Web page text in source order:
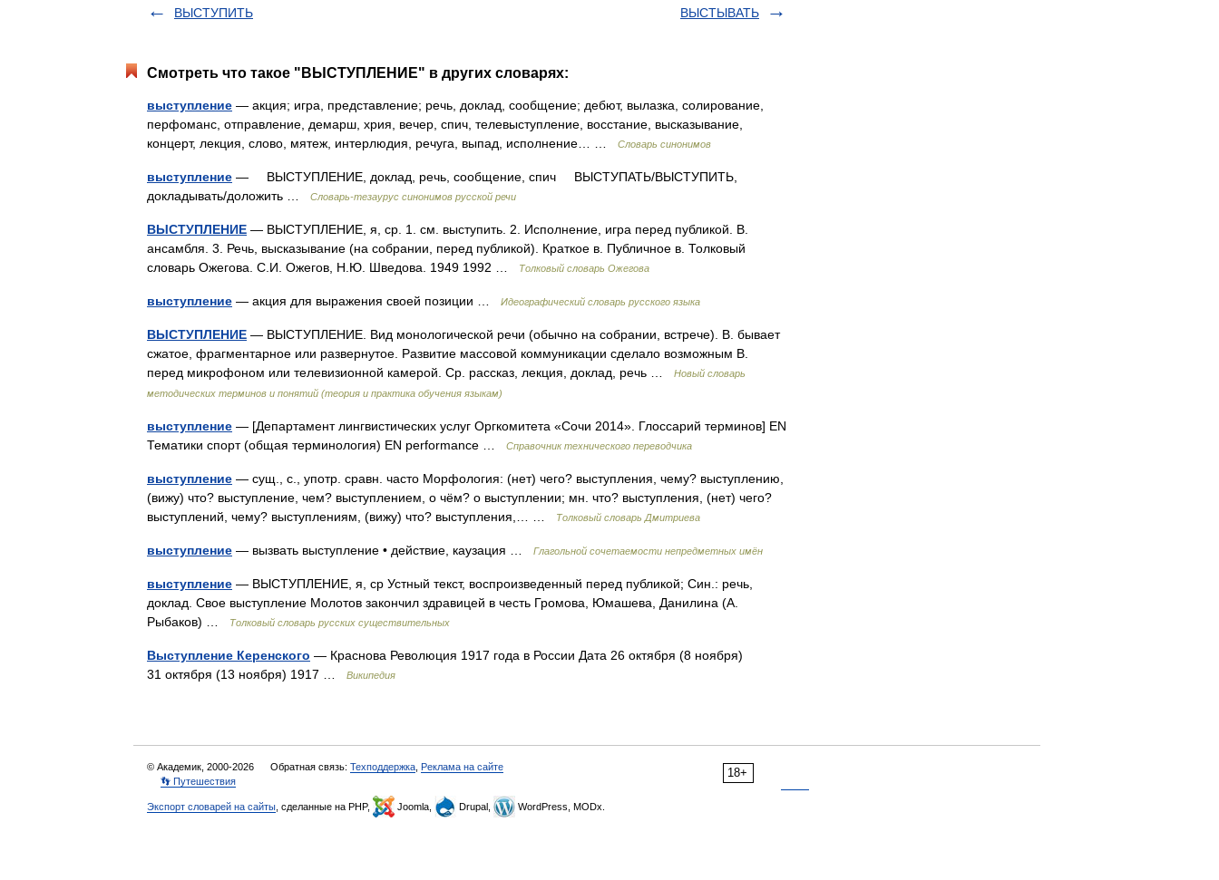
ВЫСТУПИТЬ ВЫСТЫВАТЬ
Смотреть что такое "ВЫСТУПЛЕНИЕ" в других словарях:
выступление — акция; игра, представление; речь, доклад, сообщение; дебют, вылазка, солирование,
перфоманс, отправление, демарш, хрия, вечер, спич, телевыступление, восстание, высказывание,
концерт, лекция, слово, мятеж, интерлюдия, речуга, выпад, исполнение… …
Словарь синонимов
выступление — ВЫСТУПЛЕНИЕ, доклад, речь, сообщение, спич ВЫСТУПАТЬ/ВЫСТУПИТЬ,
докладывать/доложить …
Словарь-тезаурус синонимов русской речи
ВЫСТУПЛЕНИЕ — ВЫСТУПЛЕНИЕ, я, ср. 1. см. выступить. 2. Исполнение, игра перед публикой. В.
ансамбля. 3. Речь, высказывание (на собрании, перед публикой). Краткое в. Публичное в. Толковый
словарь Ожегова. С.И. Ожегов, Н.Ю. Шведова. 1949 1992 …
Толковый словарь Ожегова
выступление — акция для выражения своей позиции … Идеографический словарь русского языка
ВЫСТУПЛЕНИЕ — ВЫСТУПЛЕНИЕ. Вид монологической речи (обычно на собрании, встрече). В. бывает
сжатое, фрагментарное или развернутое. Развитие массовой коммуникации сделало возможным В.
перед микрофоном или телевизионной камерой. Ср. рассказ, лекция, доклад, речь …
Новый словарь
методических терминов и понятий (теория и практика обучения языкам)
выступление — [Департамент лингвистических услуг Оргкомитета «Сочи 2014». Глоссарий терминов] EN
Тематики спорт (общая терминология) EN performance …
Справочник технического переводчика
выступление — сущ., с., употр. сравн. часто Морфология: (нет) чего? выступления, чему? выступлению,
(вижу) что? выступление, чем? выступлением, о чём? о выступлении; мн. что? выступления, (нет) чего?
выступлений, чему? выступлениям, (вижу) что? выступления,… …
Толковый словарь Дмитриева
выступление — вызвать выступление • действие, каузация … Глагольной сочетаемости непредметных имён
выступление — ВЫСТУПЛЕНИЕ, я, ср Устный текст, воспроизведенный перед публикой; Син.: речь,
доклад. Свое выступление Молотов закончил здравицей в честь Громова, Юмашева, Данилина (А.
Рыбаков) …
Толковый словарь русских существительных
Выступление Керенского — Краснова Революция 1917 года в России Дата 26 октября (8 ноября)
31 октября (13 ноября) 1917 …
Википедия
18+
© Академик, 2000-2026 Обратная связь: Техподдержка Реклама на сайте
👣 Путешествия
Экспорт словарей на сайты , сделанные на PHP, Joomla, Drupal, WordPress, MODx.